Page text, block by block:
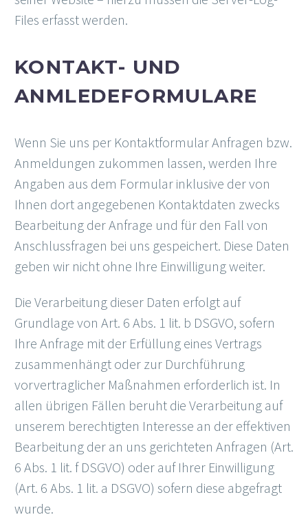
Files erfasst werden.
KONTAKT- UND
ANMLEDEFORMULARE
Wenn Sie uns per Kontaktformular Anfragen bzw.
Anmeldungen zukommen lassen, werden Ihre
Angaben aus dem Formular inklusive der von
Ihnen dort angegebenen Kontaktdaten zwecks
Bearbeitung der Anfrage und für den Fall von
Anschlussfragen bei uns gespeichert. Diese Daten
geben wir nicht ohne Ihre Einwilligung weiter.
Die Verarbeitung dieser Daten erfolgt auf
Grundlage von Art. 6 Abs. 1 lit. b DSGVO, sofern
Ihre Anfrage mit der Erfüllung eines Vertrags
zusammenhängt oder zur Durchführung
vorvertraglicher Maßnahmen erforderlich ist. In
allen übrigen Fällen beruht die Verarbeitung auf
unserem berechtigten Interesse an der effektiven
Bearbeitung der an uns gerichteten Anfragen (Art.
6 Abs. 1 lit. f DSGVO) oder auf Ihrer Einwilligung
(Art. 6 Abs. 1 lit. a DSGVO) sofern diese abgefragt
wurde.